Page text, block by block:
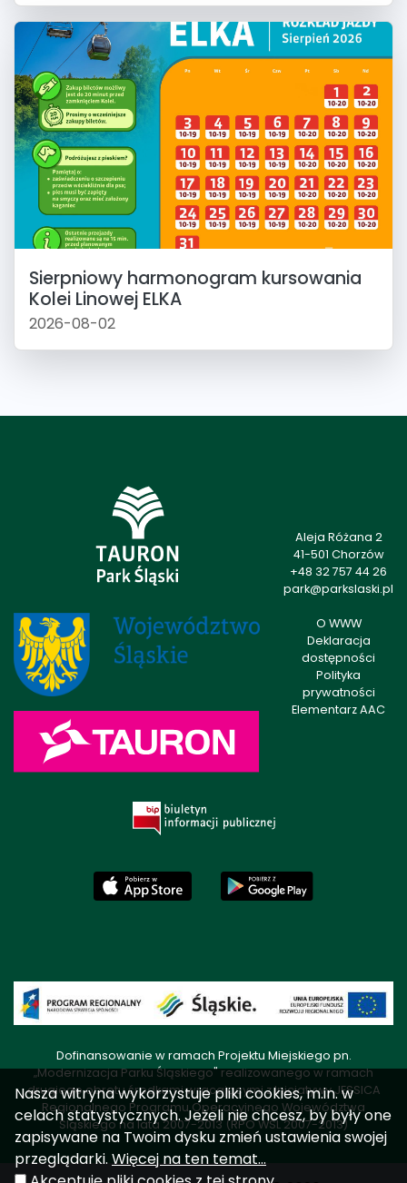
Sierpniowy harmonogram kursowania
Kolei Linowej ELKA
2026-08-02
Aleja Różana 2
41-501 Chorzów
+48 32 757 44 26
park@parkslaski.pl
O WWW
Deklaracja
dostępności
Polityka
prywatności
Elementarz AAC
Dofinansowanie w ramach Projektu Miejskiego pn.
„Modernizacja Parku Śląskiego" realizowanego w ramach
drugiego obrotu środkami wracającymi z Inicjatywy JESSICA
Regionalnego Programu Operacyjnego Województwa
Śląskiego na lata 2007-2013 (RPO WSL 2007-2013)
Nasza witryna wykorzystuje pliki cookies, m.in. w
celach statystycznych. Jeżeli nie chcesz, by były one
zapisywane na Twoim dysku zmień ustawienia swojej
przeglądarki.Więcej na ten temat...